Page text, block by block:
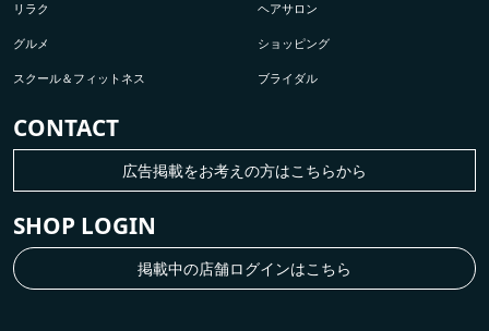
リラク ヘアサロン
グルメ ショッピング
スクール＆フィットネス ブライダル
SHOP LOGIN
掲載中の店舗ログインはこちら
CONTACT
広告掲載をお考えの方はこちらから